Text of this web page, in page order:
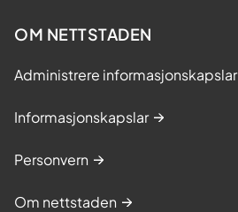
OM NETTSTADEN
Administrere informasjonskapslar
Informasjonskapslar
Personvern
Om nettstaden